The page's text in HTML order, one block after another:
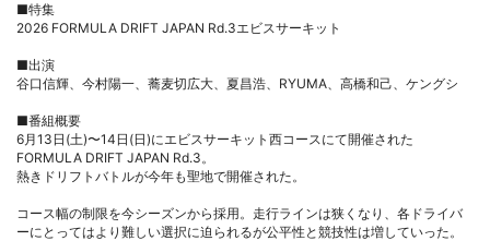
■特集
2026 FORMULA DRIFT JAPAN Rd.3エビスサーキット
■出演
谷口信輝、今村陽一、蕎麦切広大、夏昌浩、RYUMA、高橋和己、ケングシ
■番組概要
6月13日(土)〜14日(日)にエビスサーキット西コースにて開催された
FORMULA DRIFT JAPAN Rd.3。
熱きドリフトバトルが今年も聖地で開催された。
コース幅の制限を今シーズンから採用。走行ラインは狭くなり、各ドライバ
ーにとってはより難しい選択に迫られるが公平性と競技性は増していった。